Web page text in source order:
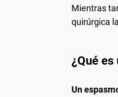
Mientras
quirúrgica
¿Qué
Un